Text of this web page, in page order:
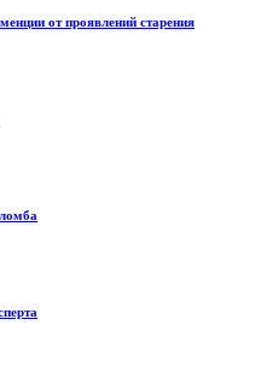
от проявлений старения